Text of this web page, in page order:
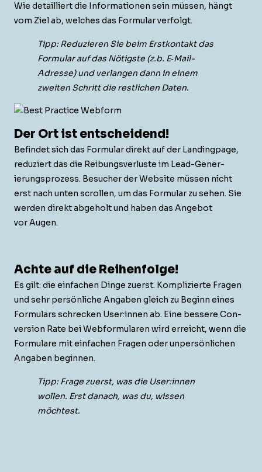
Wie detail­liert die Infor­ma­tio­nen sein müssen, hängt
vom Ziel ab, welch­es das For­mu­lar verfolgt.
Tipp: Reduzieren Sie beim Erstkon­takt das
For­mu­lar auf das Nötig­ste (z.b. E‑Mail-
Adresse) und ver­lan­gen dann in einem
zweit­en Schritt die restlichen Dat­en.
Der Ort ist entscheidend!
Befind­et sich das For­mu­lar direkt auf der Land­ing­page,
reduziert das die Rei­bungsver­luste im Lead-Gener­
ierung­sprozess. Besuch­er der Web­site müssen nicht
erst nach unten scrollen, um das For­mu­lar zu sehen. Sie
wer­den direkt abge­holt und haben das Ange­bot
vor Augen.
Achte auf die Reihenfolge!
Es gilt: die ein­fachen Dinge zuerst. Kom­plizierte Fra­gen
und sehr per­sön­liche Angaben gle­ich zu Beginn eines
For­mu­la­rs schreck­en User:innen ab. Eine bessere Con­
ver­sion Rate bei Web­for­mu­la­ren wird erre­icht, wenn die
For­mu­la­re mit ein­fachen Fra­gen oder unper­sön­lichen
Angaben beginnen.
Tipp: Frage zuerst, was die User:innen
wollen. Erst danach, was du, wis­sen
möchtest.